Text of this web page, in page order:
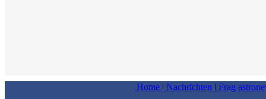
Home | Nachrichten | Frag